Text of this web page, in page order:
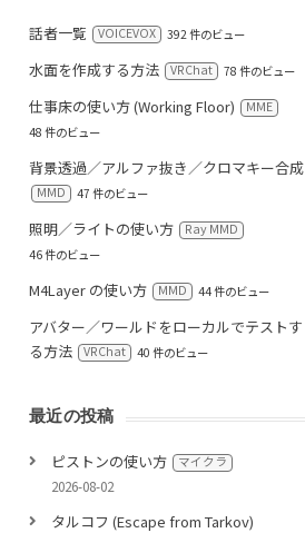
話者一覧 VOICEVOX 392 件のビュー
水面を作成する方法 VRChat 78 件のビュー
仕事床の使い方 (Working Floor)
MME
48 件のビュー
背景透過／アルファ抜き／クロマキー合成
MMD 47 件のビュー
照明／ライトの使い方
Ray MMD
46 件のビュー
M4Layer の使い方 MMD 44 件のビュー
アバター／ワールドをローカルでテストす
る方法
VRChat 40 件のビュー
最近の投稿
ピストンの使い方 マイクラ
2026-08-02
タルコフ (Escape from Tarkov)